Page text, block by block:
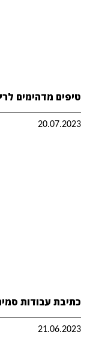
טיפים מדהימים
20.07.2023
כתיבת עבודות
21.06.2023